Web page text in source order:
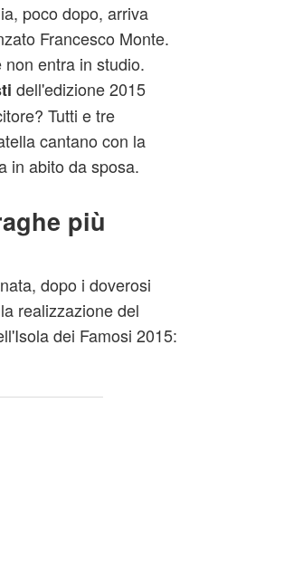
poco dopo, arriva
Francesco Monte.
entra in studio.
dell'edizione 2015
Tutti e tre
cantano con la
in abito da sposa.
più
dopo i doverosi
realizzazione del
dei Famosi 2015: